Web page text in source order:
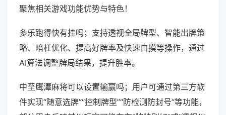
聚焦相关游戏功能优势与特色！
多乐跑得快有挂吗；支持透视全局牌型、智能出牌策
略、暗杠优化、提高好牌率及快速自摸等操作，通过
AI算法调整牌局结果，提升胜率。
中至鹰潭麻将可以设置输赢吗；用户可通过第三方软
件实现“随意选牌”“控制牌型”“防检测防封号”等功能，